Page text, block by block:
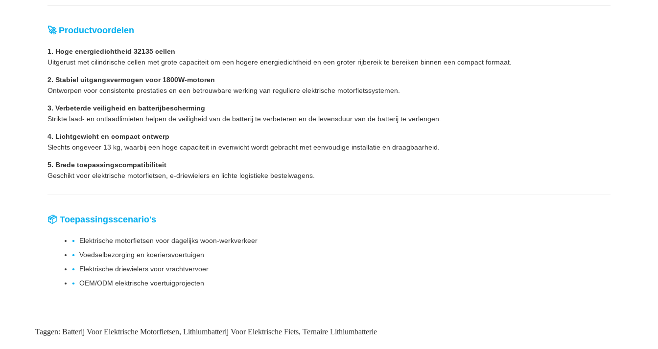
🚀 Productvoordelen
1. Hoge energiedichtheid 32135 cellen
Uitgerust met cilindrische cellen met grote capaciteit om een ​​hogere energiedichtheid en een groter rijbereik te bereiken binnen een compact formaat.
2. Stabiel uitgangsvermogen voor 1800W-motoren
Ontworpen voor consistente prestaties en een betrouwbare werking van reguliere elektrische motorfietssystemen.
3. Verbeterde veiligheid en batterijbescherming
Strikte laad- en ontlaadlimieten helpen de veiligheid van de batterij te verbeteren en de levensduur van de batterij te verlengen.
4. Lichtgewicht en compact ontwerp
Slechts ongeveer 13 kg, waarbij een hoge capaciteit in evenwicht wordt gebracht met eenvoudige installatie en draagbaarheid.
5. Brede toepassingscompatibiliteit
Geschikt voor elektrische motorfietsen, e-driewielers en lichte logistieke bestelwagens.
📦 Toepassingsscenario's
Elektrische motorfietsen voor dagelijks woon-werkverkeer
Voedselbezorging en koeriersvoertuigen
Elektrische driewielers voor vrachtvervoer
OEM/ODM elektrische voertuigprojecten
Taggen: Batterij Voor Elektrische Motorfietsen, Lithiumbatterij Voor Elektrische Fiets, Ternaire Lithiumbatterie